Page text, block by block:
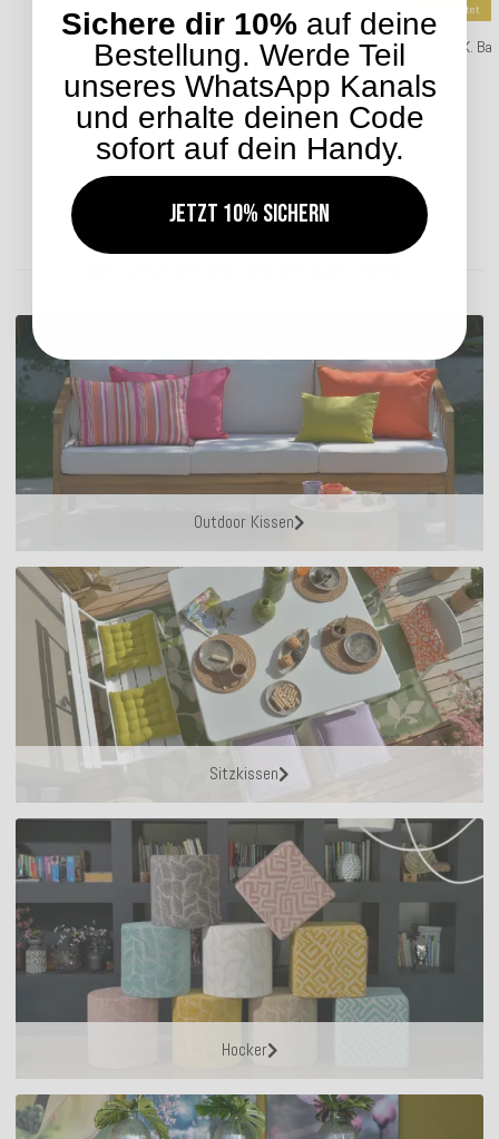
H.O.C.K. Badu Batik Midnight Outdoor Kissen mit Keder
50x50cm col. 01 natur beige
33,99 €*
Lieferzeit: ca. 2-4 Werktage
Top bewertet
H.O.C.K.
Outdoor Kissen
Sitzkissen
Hocker
Sichere dir 10% auf deine
Bestellung. Werde Teil
unseres WhatsApp Kanals
und erhalte deinen Code
sofort auf dein Handy.
Jetzt 10% sichern